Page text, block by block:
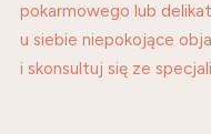
pokarmowego lub
u siebie niepokojące
i skonsultuj się ze